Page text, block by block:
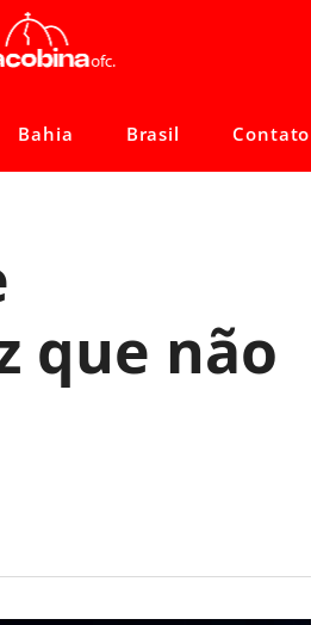
Bahia Brasil Contato
que não